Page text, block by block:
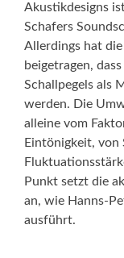
Akustikdesigns
Schafers
Allerdings hat
beigetragen,
Schallpegels als
werden. Die
alleine vom
Eintönigkeit, von
Punkt setzt die
an, wie Hanns-
ausführt.